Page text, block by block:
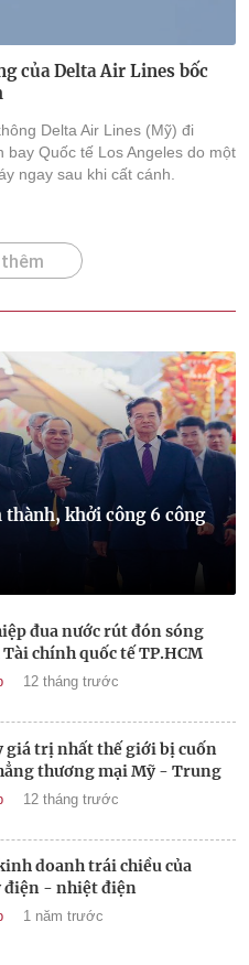
của Delta Air Lines bốc
Delta Air Lines (Mỹ) đi
Quốc tế Los Angeles do một
ngay sau khi cất cánh.
khởi công 6 công
đua nước rút đón sóng
chính quốc tế TP.HCM
12 tháng trước
giá trị nhất thế giới bị cuốn
thương mại Mỹ - Trung
12 tháng trước
doanh trái chiều của
điện - nhiệt điện
1 năm trước